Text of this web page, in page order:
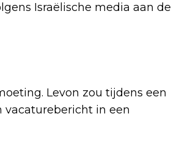
Israëlische media aan de
Levon zou tijdens een
vacaturebericht in een